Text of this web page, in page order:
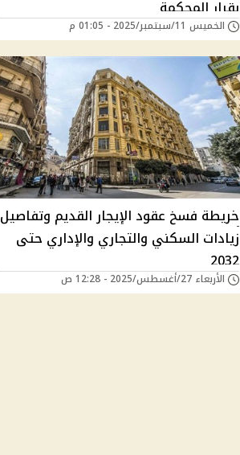
بقرار المحكمة
الخميس 11/سبتمبر/2025 - 01:05 م
خريطة فسخ عقود الإيجار القديم وتفاصيل
زيادات السكني والتجاري والإداري حتى
2032
الأربعاء 27/أغسطس/2025 - 12:28 ص